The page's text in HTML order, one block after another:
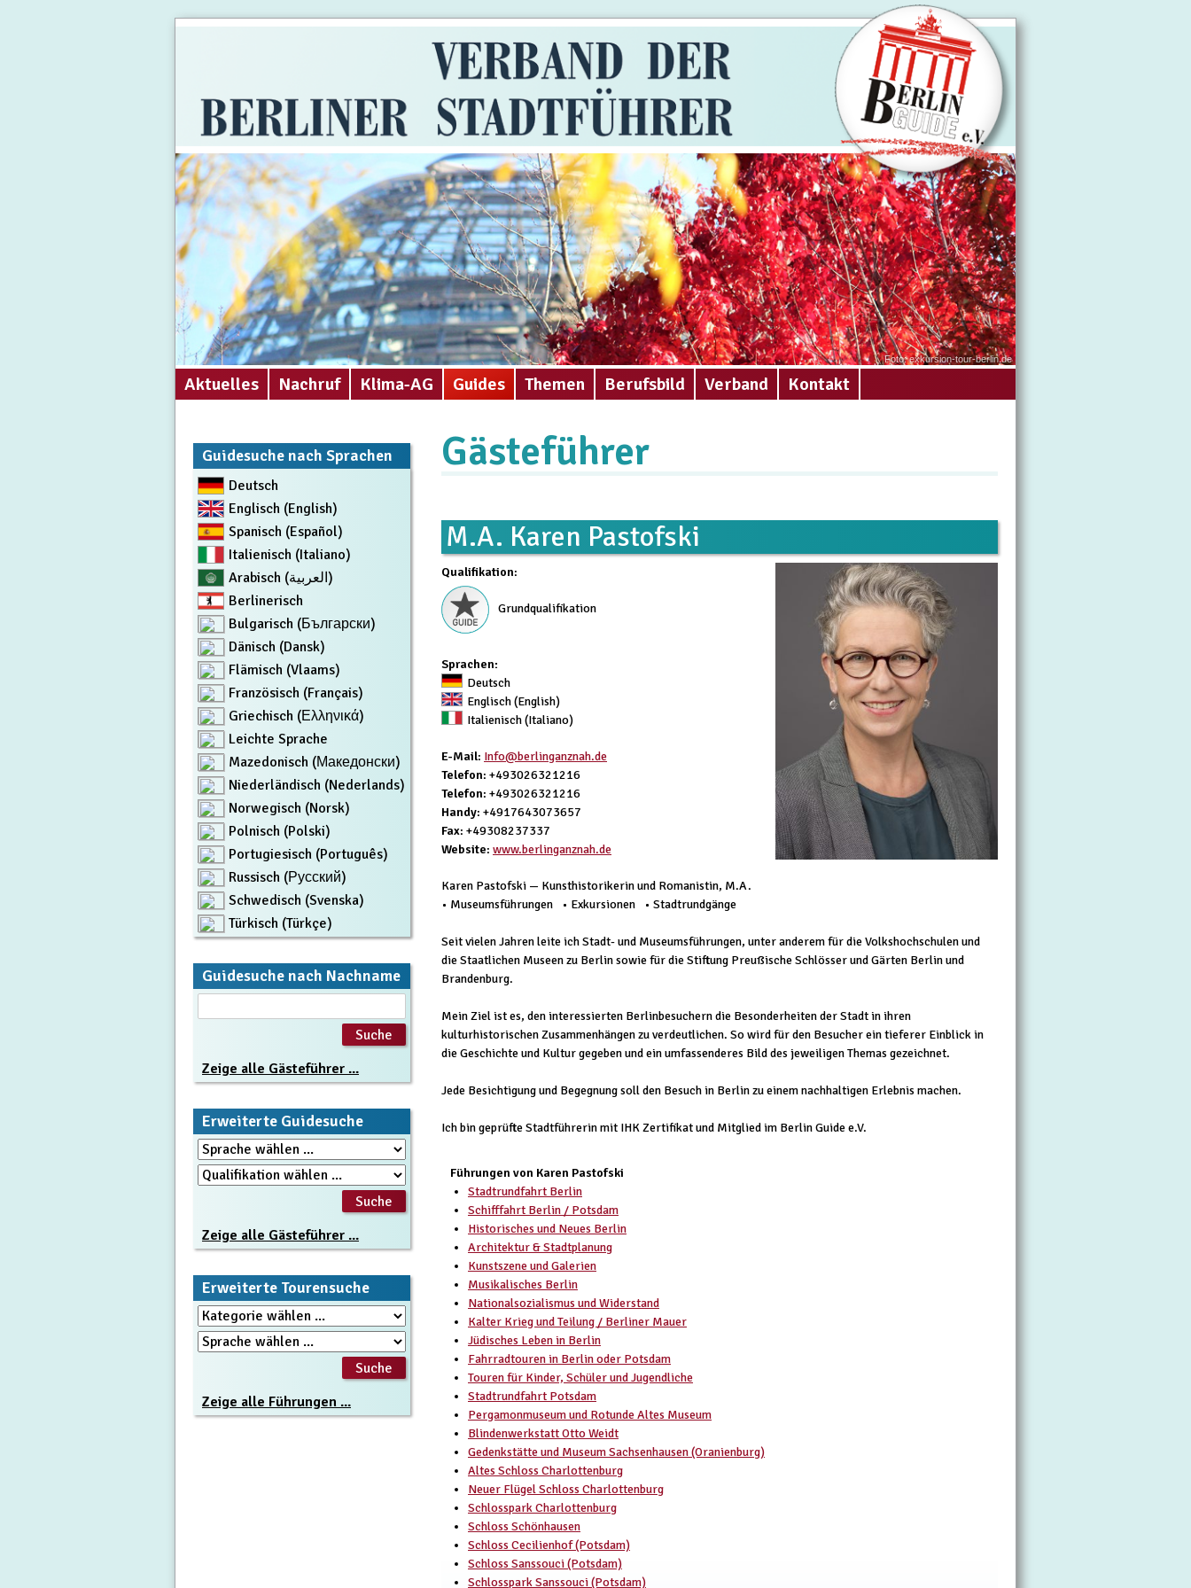
Foto: exkursion-tour-berlin.de
Aktuelles Nachruf Klima-AG Guides Themen Berufsbild Verband Kontakt
Gästeführer
M.A. Karen Pastofski
Qualifikation:
Grundqualifikation
Sprachen:
Deutsch
Englisch (English)
Italienisch (Italiano)
E-Mail: Info@berlinganznah.de
Telefon: +493026321216
Telefon: +493026321216
Handy: +4917643073657
Fax: +49308237337
Website: www.berlinganznah.de
Karen Pastofski — Kunsthistorikerin und Romanistin, M.A.
• Museumsführungen • Exkursionen • Stadtrundgänge
Seit vielen Jahren leite ich Stadt- und Museumsführungen, unter anderem für die Volkshochschulen und
die Staatlichen Museen zu Berlin sowie für die Stiftung Preußische Schlösser und Gärten Berlin und
Brandenburg.
Mein Ziel ist es, den interessierten Berlinbesuchern die Besonderheiten der Stadt in ihren
kulturhistorischen Zusammenhängen zu verdeutlichen. So wird für den Besucher ein tieferer Einblick in
die Geschichte und Kultur gegeben und ein umfassenderes Bild des jeweiligen Themas gezeichnet.
Jede Besichtigung und Begegnung soll den Besuch in Berlin zu einem nachhaltigen Erlebnis machen.
Ich bin geprüfte Stadtführerin mit IHK Zertifikat und Mitglied im Berlin Guide e.V.
Führungen von Karen Pastofski
Stadtrundfahrt Berlin
Schifffahrt Berlin / Potsdam
Historisches und Neues Berlin
Architektur & Stadtplanung
Kunstszene und Galerien
Musikalisches Berlin
Nationalsozialismus und Widerstand
Kalter Krieg und Teilung / Berliner Mauer
Jüdisches Leben in Berlin
Fahrradtouren in Berlin oder Potsdam
Touren für Kinder, Schüler und Jugendliche
Stadtrundfahrt Potsdam
Pergamonmuseum und Rotunde Altes Museum
Blindenwerkstatt Otto Weidt
Gedenkstätte und Museum Sachsenhausen (Oranienburg)
Altes Schloss Charlottenburg
Neuer Flügel Schloss Charlottenburg
Schlosspark Charlottenburg
Schloss Schönhausen
Schloss Cecilienhof (Potsdam)
Schloss Sanssouci (Potsdam)
Schlosspark Sanssouci (Potsdam)
Guidesuche nach Sprachen
Deutsch
Englisch (English)
Spanisch (Español)
Italienisch (Italiano)
Arabisch (العربية)
Berlinerisch
Bulgarisch (Български)
Dänisch (Dansk)
Flämisch (Vlaams)
Französisch (Français)
Griechisch (Ελληνικά)
Leichte Sprache
Mazedonisch (Македонски)
Niederländisch (Nederlands)
Norwegisch (Norsk)
Polnisch (Polski)
Portugiesisch (Português)
Russisch (Русский)
Schwedisch (Svenska)
Türkisch (Türkçe)
Guidesuche nach Nachname
Zeige alle Gästeführer ...
Erweiterte Guidesuche
Zeige alle Gästeführer ...
Erweiterte Tourensuche
Zeige alle Führungen ...